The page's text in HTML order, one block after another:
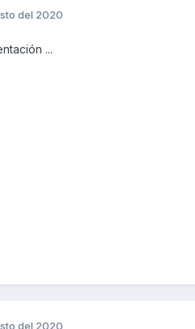
del 2020
...
del 2020